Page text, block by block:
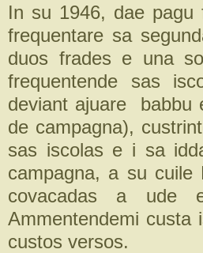
In su 1946, dae
frequentare sa
duos frades e una
frequentende sas
deviant ajuare babbu
de campagna),
sas iscolas e i sa
campagna, a su cuile
covacadas a ude
Ammentendemi custa
custos versos.